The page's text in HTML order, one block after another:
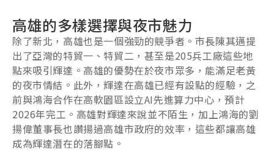
高雄的多樣選擇與夜市魅力
除了新北，高雄也是一個強勁的競爭者。市長陳其邁提
出了亞灣的特貿一、特貿二，甚至是205兵工廠這些地
點來吸引輝達。高雄的優勢在於夜市眾多，能滿足老黃
的夜市情結。此外，輝達在高雄已經有設點的經驗，之
前與鴻海合作在高軟園區設立AI先進算力中心，預計
2026年完工。高雄對輝達來說並不陌生，加上鴻海的劉
揚偉董事長也讚揚過高雄市政府的效率，這些都讓高雄
成為輝達潛在的落腳點。